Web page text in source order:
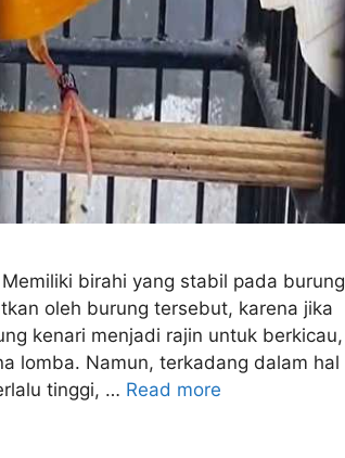
birahi yang stabil pada burung
oleh burung tersebut, karena jika
kenari menjadi rajin untuk berkicau,
lomba. Namun, terkadang dalam hal
tinggi, … Read more